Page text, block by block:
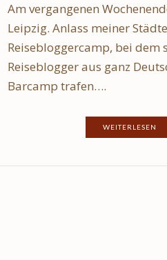
Am vergangenen
Leipzig. Anlass meiner
Reisebloggercamp, bei dem
Reiseblogger aus ganz
Barcamp trafen….
WEITERLESEN